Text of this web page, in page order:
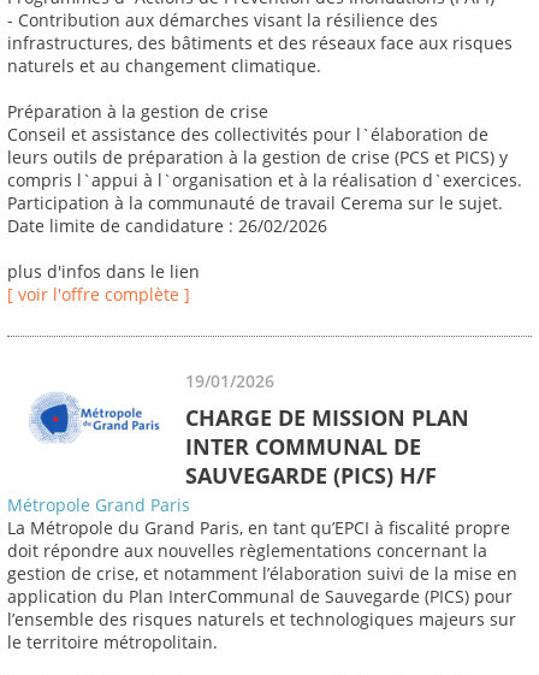
- Contribution aux démarches visant la résilience des
infrastructures, des bâtiments et des réseaux face aux risques
naturels et au changement climatique.
Préparation à la gestion de crise
Conseil et assistance des collectivités pour l`élaboration de
leurs outils de préparation à la gestion de crise (PCS et PICS) y
compris l`appui à l`organisation et à la réalisation d`exercices.
Participation à la communauté de travail Cerema sur le sujet.
Date limite de candidature : 26/02/2026
plus d'infos dans le lien
[ voir l'offre complète ]
19/01/2026
CHARGE DE MISSION PLAN
INTER COMMUNAL DE
SAUVEGARDE (PICS) H/F
Métropole Grand Paris
La Métropole du Grand Paris, en tant qu’EPCI à fiscalité propre
doit répondre aux nouvelles règlementations concernant la
gestion de crise, et notamment l’élaboration suivi de la mise en
application du Plan InterCommunal de Sauvegarde (PICS) pour
l’ensemble des risques naturels et technologiques majeurs sur
le territoire métropolitain.